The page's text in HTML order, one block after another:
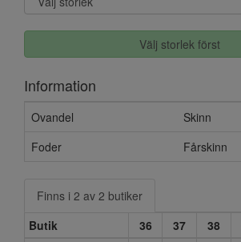
Välj storlek först
Information
Ovandel
Skinn
Foder
Fårskinn
Finns i 2 av 2 butiker
Butik
36 37 38